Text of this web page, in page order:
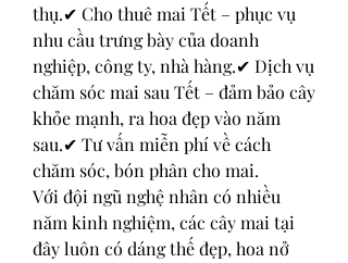
thụ.✔ Cho thuê mai Tết – phục vụ
nhu cầu trưng bày của doanh
nghiệp, công ty, nhà hàng.✔ Dịch vụ
chăm sóc mai sau Tết – đảm bảo cây
khỏe mạnh, ra hoa đẹp vào năm
sau.✔ Tư vấn miễn phí về cách
chăm sóc, bón phân cho mai.
Với đội ngũ nghệ nhân có nhiều
năm kinh nghiệm, các cây mai tại
đây luôn có dáng thế đẹp, hoa nở